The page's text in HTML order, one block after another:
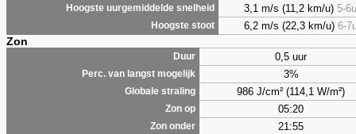
Hoogste uurgemiddelde snelheid 3,1 m/s (11,2 km/u) 5-6u
Hoogste stoot 6,2 m/s (22,3 km/u) 6-
Zon
Duur 0,5 uur
Perc. van langst mogelijk 3%
Globale straling 986 J/cm² (114,1 W/m²)
Zon op 05:20
Zon onder 21:55